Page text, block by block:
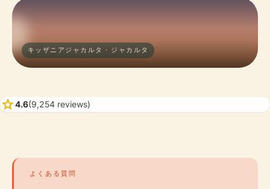
キッザニアジャカルタ · ジャカルタ
star4.6(9,254 reviews)
よくある質問